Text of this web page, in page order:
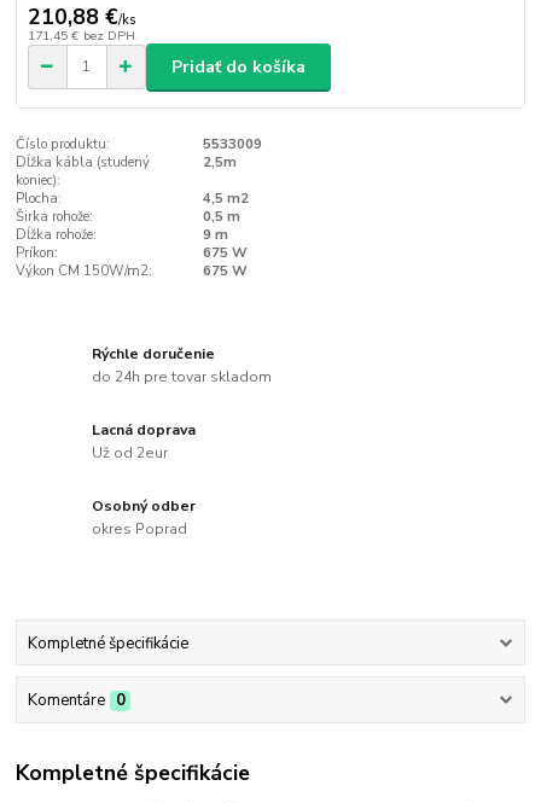
210,88 €/ks
171,45 € bez DPH
Pridať do košíka
Číslo produktu:
5533009
Dĺžka kábla (studený
koniec):
2,5m
Plocha:
4,5 m2
Širka rohože:
0,5 m
Dĺžka rohože:
9 m
Príkon:
675 W
Výkon CM 150W/m2:
675 W
Rýchle doručenie
do 24h pre tovar skladom
Lacná doprava
Už od 2eur
Osobný odber
okres Poprad
Kompletné špecifikácie
Komentáre 0
Kompletné špecifikácie